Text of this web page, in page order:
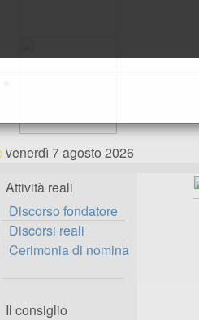
venerdì 7 agosto 2026
Attività reali
Discorso fondatore
Discorsi reali
Cerimonia di nomina
Il consiglio